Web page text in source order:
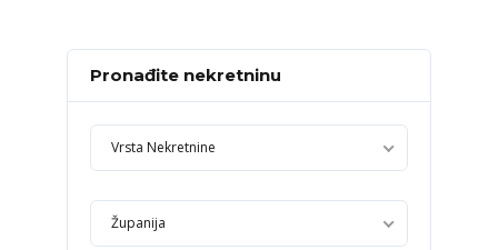
Pronađite nekretninu
Vrsta Nekretnine
Županija